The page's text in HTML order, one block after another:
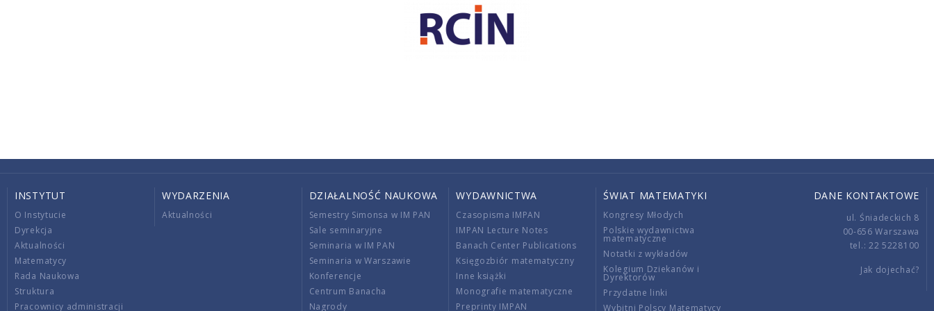
INSTYTUT
O Instytucie
Dyrekcja
Aktualności
Matematycy
Rada Naukowa
Struktura
Pracownicy administracji
WYDARZENIA
Aktualności
DZIAŁALNOŚĆ NAUKOWA
Semestry Simonsa w IM PAN
Sale seminaryjne
Seminaria w IM PAN
Seminaria w Warszawie
Konferencje
Centrum Banacha
Nagrody
WYDAWNICTWA
Czasopisma IMPAN
IMPAN Lecture Notes
Banach Center Publications
Księgozbiór matematyczny
Inne książki
Monografie matematyczne
Preprinty IMPAN
ŚWIAT MATEMATYKI
Kongresy Młodych
Polskie wydawnictwa
matematyczne
Notatki z wykładów
Kolegium Dziekanów i
Dyrektorów
Przydatne linki
Wybitni Polscy Matematycy
DANE KONTAKTOWE
ul. Śniadeckich 8
00-656 Warszawa
tel.: 22 5228100
Jak dojechać?